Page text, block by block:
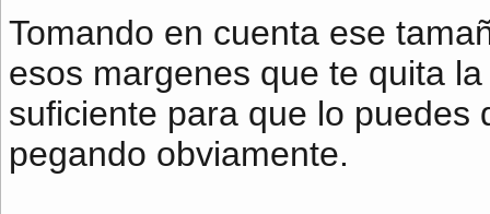
Tomando en cuenta ese
esos margenes que te quita
suficiente para que lo puedes
pegando obviamente.